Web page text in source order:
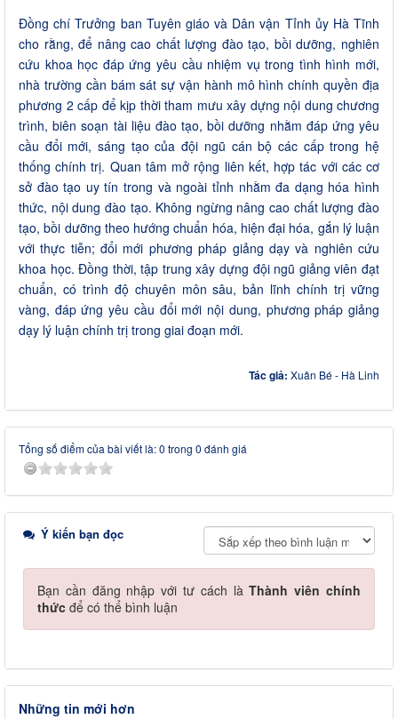
Đồng chí Trưởng ban Tuyên giáo và Dân vận Tỉnh ủy Hà Tĩnh
cho rằng, để nâng cao chất lượng đào tạo, bồi dưỡng, nghiên
cứu khoa học đáp ứng yêu cầu nhiệm vụ trong tình hình mới,
nhà trường cần bám sát sự vận hành mô hình chính quyền địa
phương 2 cấp để kịp thời tham mưu xây dựng nội dung chương
trình, biên soạn tài liệu đào tạo, bồi dưỡng nhằm đáp ứng yêu
cầu đổi mới, sáng tạo của đội ngũ cán bộ các cấp trong hệ
thống chính trị. Quan tâm mở rộng liên kết, hợp tác với các cơ
sở đào tạo uy tín trong và ngoài tỉnh nhằm đa dạng hóa hình
thức, nội dung đào tạo. Không ngừng nâng cao chất lượng đào
tạo, bồi dưỡng theo hướng chuẩn hóa, hiện đại hóa, gắn lý luận
với thực tiễn; đổi mới phương pháp giảng dạy và nghiên cứu
khoa học. Đồng thời, tập trung xây dựng đội ngũ giảng viên đạt
chuẩn, có trình độ chuyên môn sâu, bản lĩnh chính trị vững
vàng, đáp ứng yêu cầu đổi mới nội dung, phương pháp giảng
dạy lý luận chính trị trong giai đoạn mới.
Tác giả: Xuân Bé - Hà Linh
Tổng số điểm của bài viết là: 0 trong 0 đánh giá
Ý kiến bạn đọc
Bạn cần đăng nhập với tư cách làThành viên chính
thức để có thể bình luận
Những tin mới hơn